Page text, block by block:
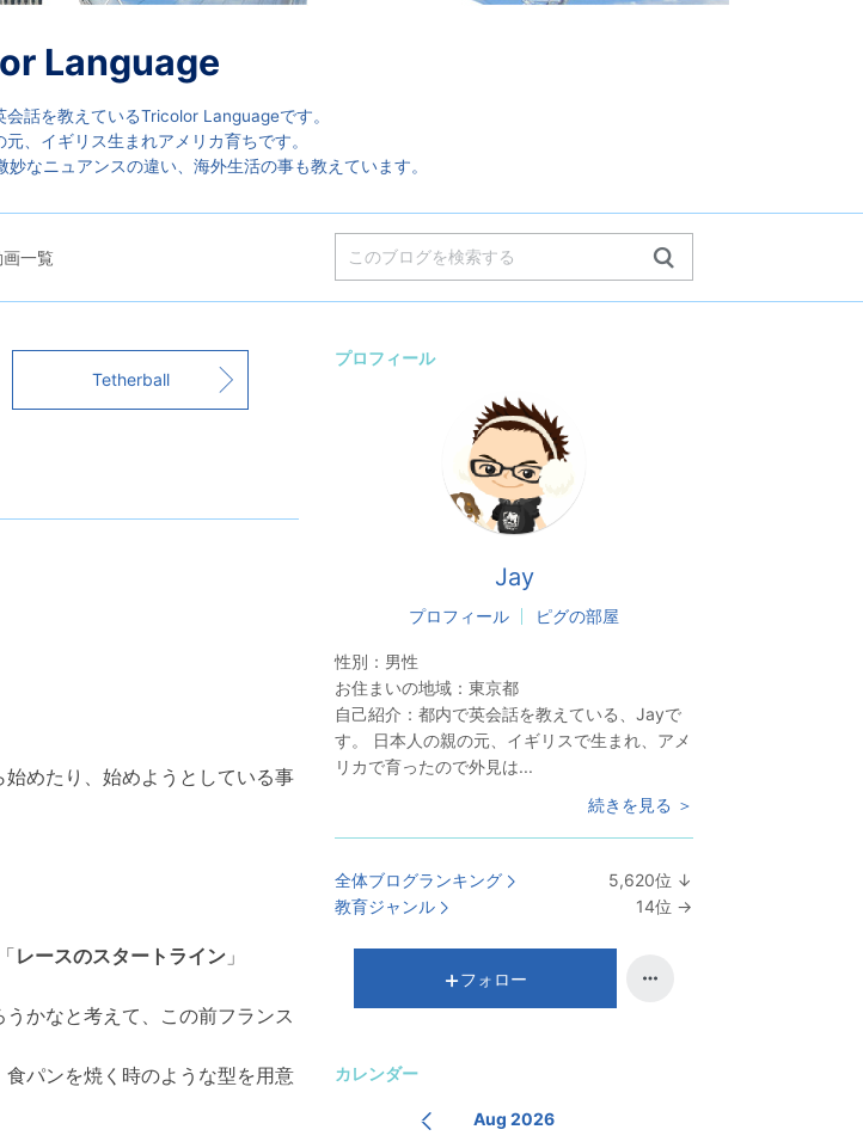
Language
話を教えているTricolor Languageです。
、イギリス生まれアメリカ育ちです。
なニュアンスの違い、海外生活の事も教えています。
画一覧
Tetherball
めたり、始めようとしている事
レースのスタートライン 」
かなと考えて、この前フランス
パンを焼く時のような型を用意
プロフィール
Jay
プロフィール ピグの部屋
性別： 男性
お住まいの地域： 東京都
自己紹介： 都内で英会話を教えている、Jayで
す。 日本人の親の元、イギリスで生まれ、アメ
リカで育ったので外見は...
続きを見る ＞
全体ブログランキング 5,620位 ↓
教育ジャンル 14位 →
フォロー
カレンダー
Aug 2026